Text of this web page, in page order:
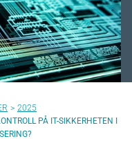
2025
PÅ IT-SIKKERHETEN I